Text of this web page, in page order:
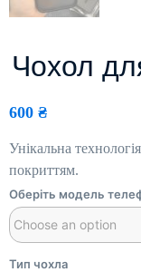
Чохол
600 ₴
Унікальна
покриттям.
Оберіть модель
Тип чохла